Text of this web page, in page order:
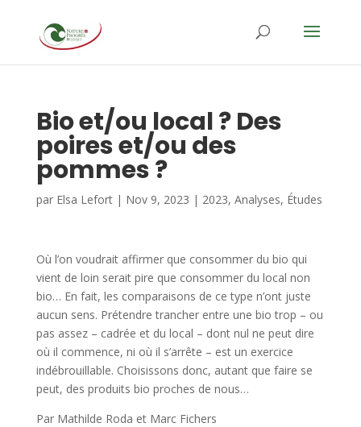
Bio et/ou local ? Des
poires et/ou des
pommes ?
par Elsa Lefort| Nov 9, 2023 | 2023, Analyses, Études
Où l’on voudrait affirmer que consommer du bio qui
vient de loin serait pire que consommer du local non
bio… En fait, les comparaisons de ce type n’ont juste
aucun sens. Prétendre trancher entre une bio trop – ou
pas assez – cadrée et du local – dont nul ne peut dire
où il commence, ni où il s’arrête – est un exercice
indébrouillable. Choisissons donc, autant que faire se
peut, des produits bio proches de nous…
Par Mathilde Roda et Marc Fichers